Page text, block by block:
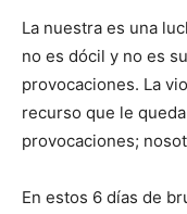
La nuestra es una
no es dócil y no es
provocaciones. La
recurso que le
provocaciones;
En estos 6 días de